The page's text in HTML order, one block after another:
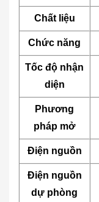
Chất liệu
Chức năng
Tốc độ nhận
diện
Phương
pháp mở
Điện nguồn
Điện nguồn
dự phòng